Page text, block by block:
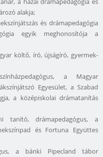
alakja;
és drámapedagógia
egyik meghonosítója a
költő, író, újságíró, gyermek-
a Magyar
Egyesület, a Szabad
a középiskolai drámatanítás
tanító, drámapedagógus, a
és Fortuna Együttes
a bánki Pipecland tábor